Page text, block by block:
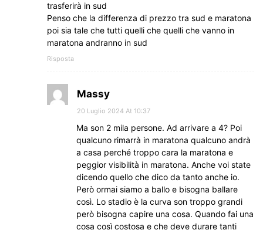
trasferirà in sud
Penso che la differenza di prezzo tra sud e maratona
poi sia tale che tutti quelli che quelli che vanno in
maratona andranno in sud
Risposta
Massy
20 Luglio 2024 At 10:37
Ma son 2 mila persone. Ad arrivare a 4? Poi
qualcuno rimarrà in maratona qualcuno andrà
a casa perché troppo cara la maratona e
peggior visibilità in maratona. Anche voi state
dicendo quello che dico da tanto anche io.
Però ormai siamo a ballo e bisogna ballare
così. Lo stadio è la curva son troppo grandi
però bisogna capire una cosa. Quando fai una
cosa così costosa e che deve durare tanti